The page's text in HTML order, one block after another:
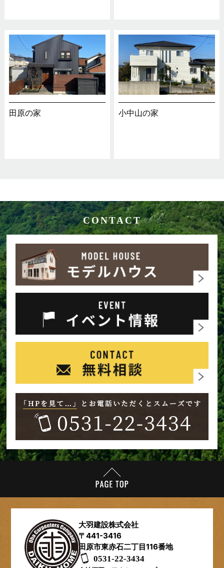
田原の家 小中山の家
CONTACT
大羽建設株式会社
〒441-3416
田原市東赤石二丁目116番地
0531-22-3434​